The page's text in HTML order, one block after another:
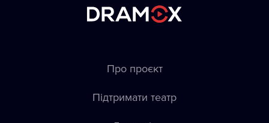
Про проєкт
Підтримати театр